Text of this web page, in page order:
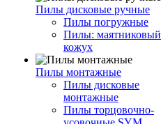
Пилы дисковые ручные
Пилы погружные
Пилы: маятниковый
кожух
Пилы монтажные
Пилы дисковые
монтажные
Пилы торцовочно-